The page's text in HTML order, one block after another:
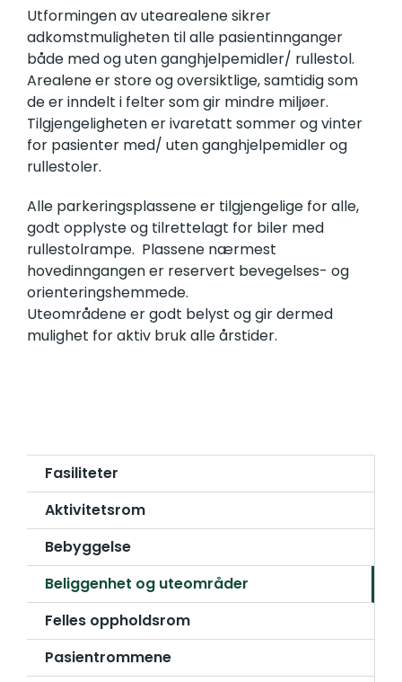
Utformingen av utearealene sikrer
adkomstmuligheten til alle pasientinnganger
både med og uten ganghjelpemidler/ rullestol.
Arealene er store og oversiktlige, samtidig som
de er inndelt i felter som gir mindre miljøer.
Tilgjengeligheten er ivaretatt sommer og vinter
for pasienter med/ uten ganghjelpemidler og
rullestoler.
Alle parkeringsplassene er tilgjengelige for alle,
godt opplyste og tilrettelagt for biler med
rullestolrampe. Plassene nærmest
hovedinngangen er reservert bevegelses- og
orienteringshemmede.
Uteområdene er godt belyst og gir dermed
mulighet for aktiv bruk alle årstider.
Fasiliteter
Aktivitetsrom
Bebyggelse
Beliggenhet og uteområder
Felles oppholdsrom
Pasientrommene